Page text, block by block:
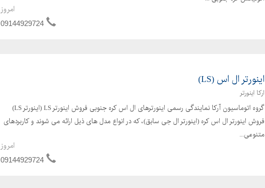
امروز
09144929724
اینورتر ال اس (LS)
ارکا اینورتر
گروه اتوماسیون آرکا نمایندگی رسمی اینورترهای ال اس کره جنوبی فروش اینورتر LS (اینورتر LS)
فروش اینورتر ال اس کره (اینورتر ال جی سابق)، که در انواع مدل های ذیل ارائه می شوند و کاربردهای
متنوعی...
امروز
09144929724